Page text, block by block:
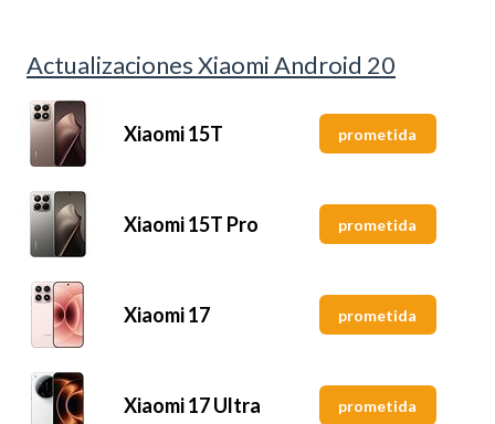
Actualizaciones Xiaomi Android 20
Xiaomi 15T prometida
Xiaomi 15T Pro prometida
Xiaomi 17 prometida
Xiaomi 17 Ultra prometida